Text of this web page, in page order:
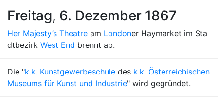
Freitag, 6. Dezember 1867
Her Majesty’s Theatre am Londoner Haymarket im Sta
dtbezirk West End brennt ab.
Die "k.k. Kunstgewerbeschule des k.k. Österreichischen
Museums für Kunst und Industrie" wird gegründet.